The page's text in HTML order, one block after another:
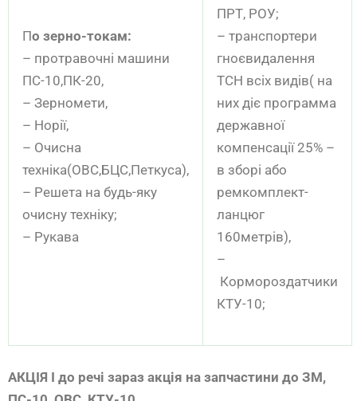
По зерно-токам:
– протравочні машини
ПС-10,ПК-20,
– Зерномети,
– Норії,
– Очисна
техніка(ОВС,БЦС,Петкуса),
– Решета на будь-яку
очисну техніку;
– Рукава
ПРТ, РОУ;
– транспортери
гноєвидалення
ТСН всіх видів( на
них діє программа
державної
компенсації 25% –
в зборі або
ремкомплект-
ланцюг
160метрів),
–
Кормороздатчики
КТУ-10;
АКЦІЯ І до речі зараз акція на запчастини до ЗМ,